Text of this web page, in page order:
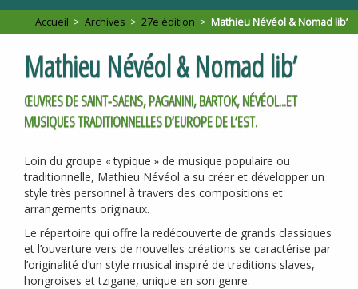
Accueil >Archives >27e édition >Mathieu Névéol & Nomad lib’
Mathieu Névéol & Nomad lib’
ŒUVRES DE SAINT-SAENS, PAGANINI, BARTOK, NÉVÉOL...ET
MUSIQUES TRADITIONNELLES D’EUROPE DE L’EST.
Loin du groupe «typique » de musique populaire ou
traditionnelle, Mathieu Névéol a su créer et développer un
style très personnel à travers des compositions et
arrangements originaux.
Le répertoire qui offre la redécouverte de grands classiques
et l’ouverture vers de nouvelles créations se caractérise par
l’originalité d’un style musical inspiré de traditions slaves,
hongroises et tzigane, unique en son genre.